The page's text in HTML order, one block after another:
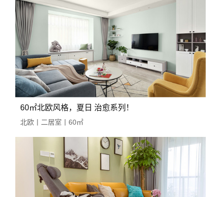
60㎡北欧风格，夏日 治愈系列！
北欧丨二居室丨60㎡